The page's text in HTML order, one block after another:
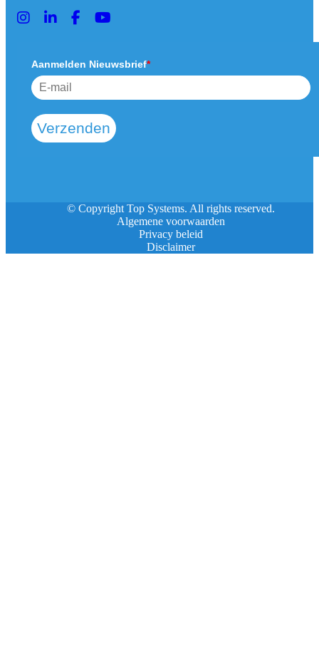
Aanmelden Nieuwsbrief*
Verzenden
© Copyright Top Systems. All rights reserved.
Algemene voorwaarden
Privacy beleid
Disclaimer